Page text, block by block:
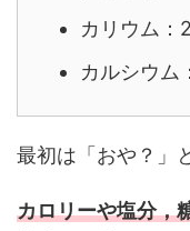
カリウム
カルシウ
最初は「おや？」
カロリーや塩分，